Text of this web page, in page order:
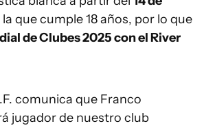
que cumple 18 años, por lo que
de Clubes 2025 con el River
comunica que Franco
jugador de nuestro club